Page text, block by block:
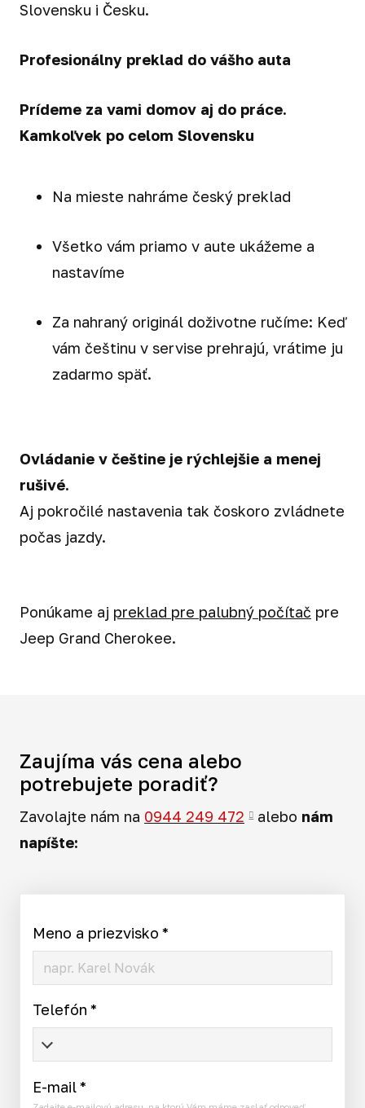
Slovensku i Česku.
Profesionálny preklad do vášho auta
Prídeme za vami domov aj do práce.
Kamkoľvek po celom Slovensku
Na mieste nahráme český preklad
Všetko vám priamo v aute ukážeme a
nastavíme
Za nahraný originál doživotne ručíme: Keď
vám češtinu v servise prehrajú, vrátime ju
zadarmo späť.
Ovládanie v češtine je rýchlejšie a menej
rušivé.
Aj pokročilé nastavenia tak čoskoro zvládnete
počas jazdy.
Ponúkame aj preklad pre palubný počítač pre
Jeep Grand Cherokee.
Zaujíma vás cena alebo
potrebujete poradiť?
Zavolajte nám na 0944 249 472 alebo nám
napíšte:
Meno a priezvisko *
Telefón *
E-mail*